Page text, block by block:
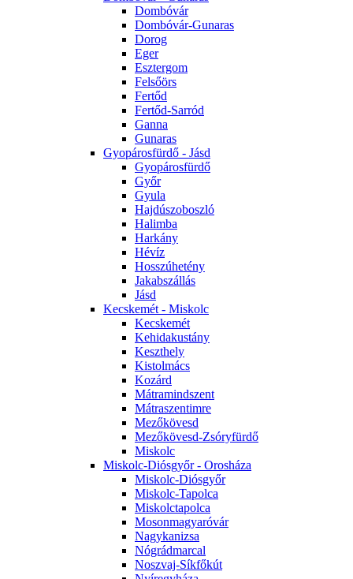
Dombóvár
Dombóvár-Gunaras
Dorog
Eger
Esztergom
Felsőörs
Fertőd
Fertőd-Sarród
Ganna
Gunaras
Gyopárosfürdő - Jásd
Gyopárosfürdő
Győr
Gyula
Hajdúszoboszló
Halimba
Harkány
Hévíz
Hosszúhetény
Jakabszállás
Jásd
Kecskemét - Miskolc
Kecskemét
Kehidakustány
Keszthely
Kistolmács
Kozárd
Mátramindszent
Mátraszentimre
Mezőkövesd
Mezőkövesd-Zsóryfürdő
Miskolc
Miskolc-Diósgyőr - Orosháza
Miskolc-Diósgyőr
Miskolc-Tapolca
Miskolctapolca
Mosonmagyaróvár
Nagykanizsa
Nógrádmarcal
Noszvaj-Síkfőkút